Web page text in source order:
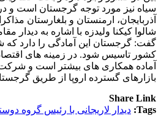
سیاه نیز مورد توجه گرجستان است و در
آذربایجان، ارمنستان و بلغارستان
شالوا کیکنا ولیدزه با اشاره به دیدار
گفت: گرجستان این آمادگی را دارد که
کشور تاسیس شود. در زمینه های
آماده همکاری های بیشتر است و شرکت
بازارهای گسترده اروپا از طریق
Share Link
Tags: دیدار لاریجانی با رئیس گروه